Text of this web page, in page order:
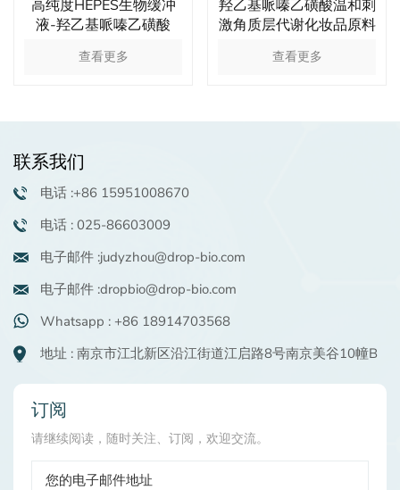
高纯度HEPES生物缓冲
液-羟乙基哌嗪乙磺酸
查看更多
羟乙基哌嗪乙磺酸温和刺
激角质层代谢化妆品原料
查看更多
联系我们
电话 :+86 15951008670
电话 : 025-86603009
电子邮件 :judyzhou@drop-bio.com
电子邮件 :dropbio@drop-bio.com
Whatsapp : +86 18914703568
地址 : 南京市江北新区沿江街道江启路8号南京美谷10幢B
订阅
请继续阅读，随时关注、订阅，欢迎交流。